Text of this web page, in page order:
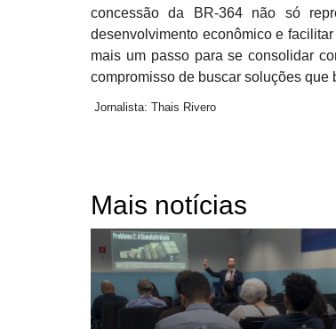
concessão da BR-364 não só
desenvolvimento econômico e
mais um passo para se consolidar
compromisso de buscar soluções
Jornalista: Thais Rivero
Mais notícias